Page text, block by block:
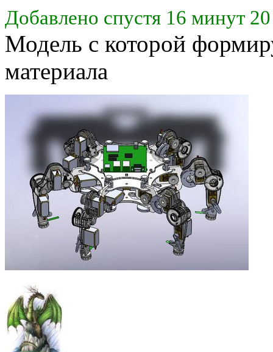
Добавлено спустя 16 минут
Модель с которой
материала